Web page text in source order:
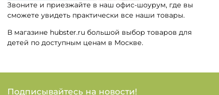
Звоните и приезжайте в наш офис-шоурум, где вы
сможете увидеть практически все наши товары.
В магазине hubster.ru большой выбор товаров для
детей по доступным ценам в Москве.
Подписывайтесь на новости!